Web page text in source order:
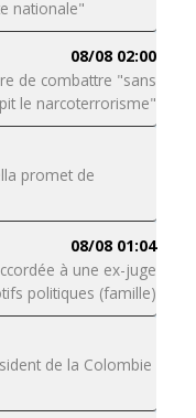
nationale"
08/08 02:00
de combattre "sans
le narcoterrorisme"
promet de
08/08 01:04
à une ex-juge
politiques (famille)
de la Colombie